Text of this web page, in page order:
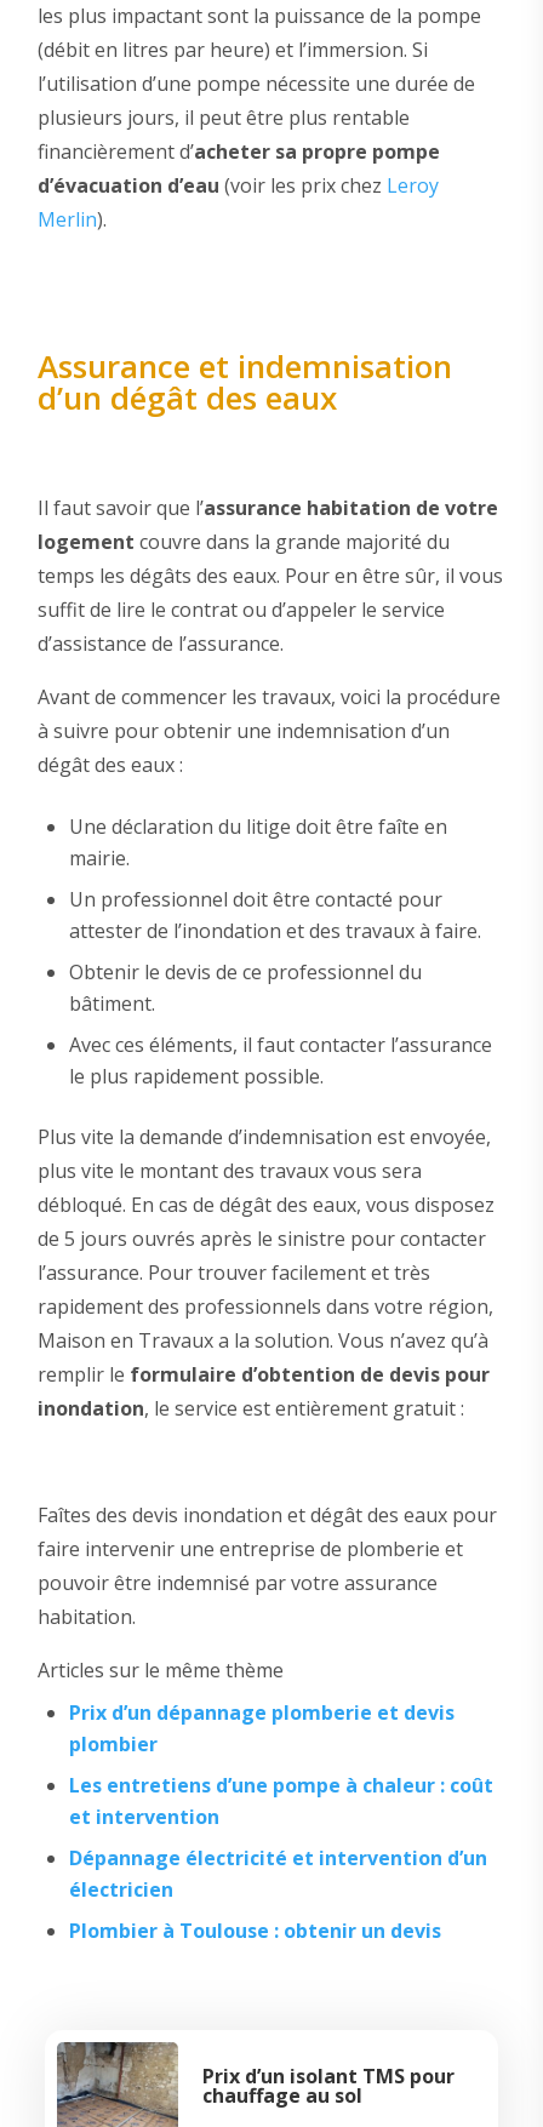
les plus impactant sont la puissance de la pompe
(débit en litres par heure) et l’immersion. Si
l’utilisation d’une pompe nécessite une durée de
plusieurs jours, il peut être plus rentable
financièrement d’acheter sa propre pompe
d’évacuation d’eau (voir les prix chez Leroy
Merlin).
Assurance et indemnisation
d’un dégât des eaux
Il faut savoir que l’assurance habitation de votre
logement couvre dans la grande majorité du
temps les dégâts des eaux. Pour en être sûr, il vous
suffit de lire le contrat ou d’appeler le service
d’assistance de l’assurance.
Avant de commencer les travaux, voici la procédure
à suivre pour obtenir une indemnisation d’un
dégât des eaux :
Une déclaration du litige doit être faîte en
mairie.
Un professionnel doit être contacté pour
attester de l’inondation et des travaux à faire.
Obtenir le devis de ce professionnel du
bâtiment.
Avec ces éléments, il faut contacter l’assurance
le plus rapidement possible.
Plus vite la demande d’indemnisation est envoyée,
plus vite le montant des travaux vous sera
débloqué. En cas de dégât des eaux, vous disposez
de 5 jours ouvrés après le sinistre pour contacter
l’assurance. Pour trouver facilement et très
rapidement des professionnels dans votre région,
Maison en Travaux a la solution. Vous n’avez qu’à
remplir le formulaire d’obtention de devis pour
inondation, le service est entièrement gratuit :
Faîtes des devis inondation et dégât des eaux pour
faire intervenir une entreprise de plomberie et
pouvoir être indemnisé par votre assurance
habitation.
Articles sur le même thème
Prix d’un dépannage plomberie et devis
plombier
Les entretiens d’une pompe à chaleur : coût
et intervention
Dépannage électricité et intervention d’un
électricien
Plombier à Toulouse : obtenir un devis
Prix d’un isolant TMS pour
chauffage au sol